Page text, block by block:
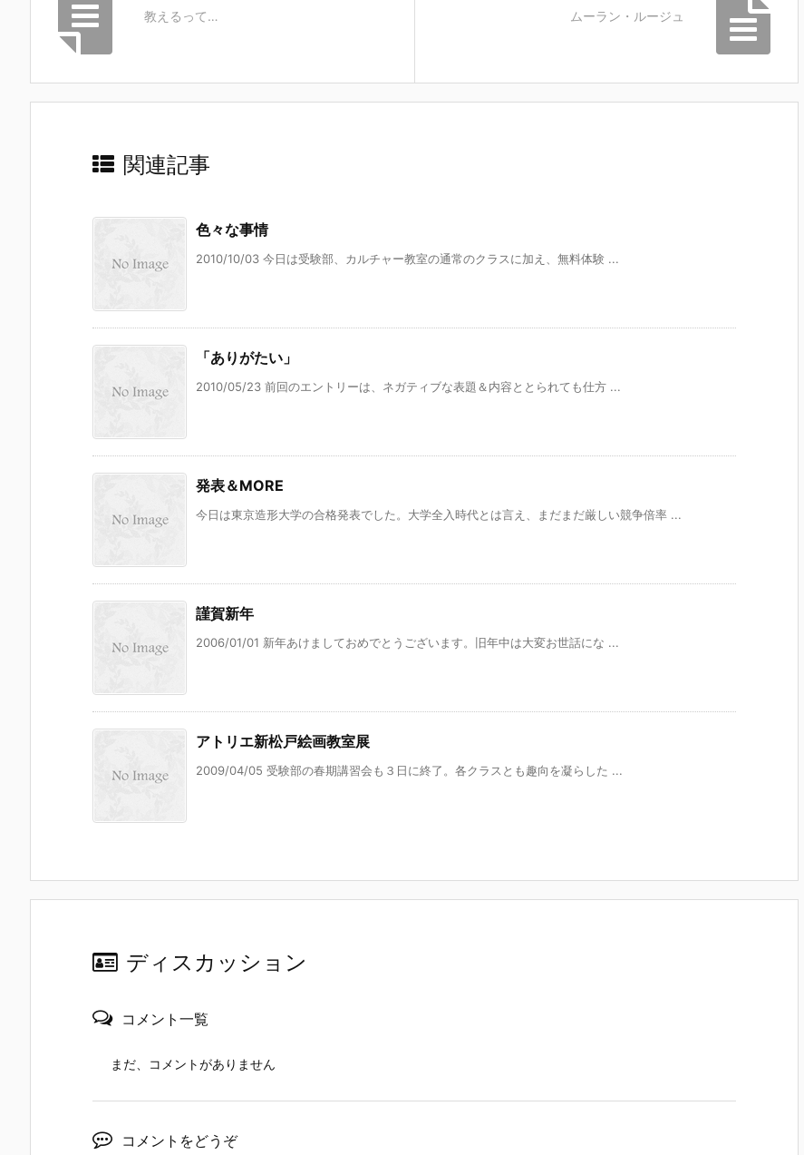
ムーラン・ルージュ
教えるって…
関連記事
色々な事情
2010/10/03 今日は受験部、カルチャー教室の通常のクラスに加え、無料体験 ...
「ありがたい」
2010/05/23 前回のエントリーは、ネガティブな表題＆内容ととられても仕方 ...
発表＆MORE
今日は東京造形大学の合格発表でした。大学全入時代とは言え、まだまだ厳しい競争倍率 ...
謹賀新年
2006/01/01 新年あけましておめでとうございます。旧年中は大変お世話にな ...
アトリエ新松戸絵画教室展
2009/04/05 受験部の春期講習会も３日に終了。各クラスとも趣向を凝らした ...
ディスカッション
コメント一覧
まだ、コメントがありません
コメントをどうぞ